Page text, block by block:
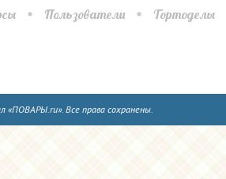
Пользователи Тортоделы
«ПОВАРЫ.ru». Все права сохранены.